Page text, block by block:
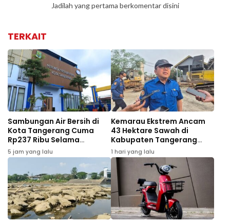
Jadilah yang pertama berkomentar disini
TERKAIT
Sambungan Air Bersih di
Kota Tangerang Cuma
Rp237 Ribu Selama
Agustus, Ini Syaratnya
5 jam yang lalu
Kemarau Ekstrem Ancam
43 Hektare Sawah di
Kabupaten Tangerang
Gagal Panen
1 hari yang lalu